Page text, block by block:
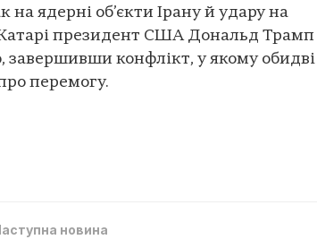
на ядерні об’єкти Ірану й удару на
президент США Дональд Трамп
конфлікт, у якому обидві
перемогу.
новина